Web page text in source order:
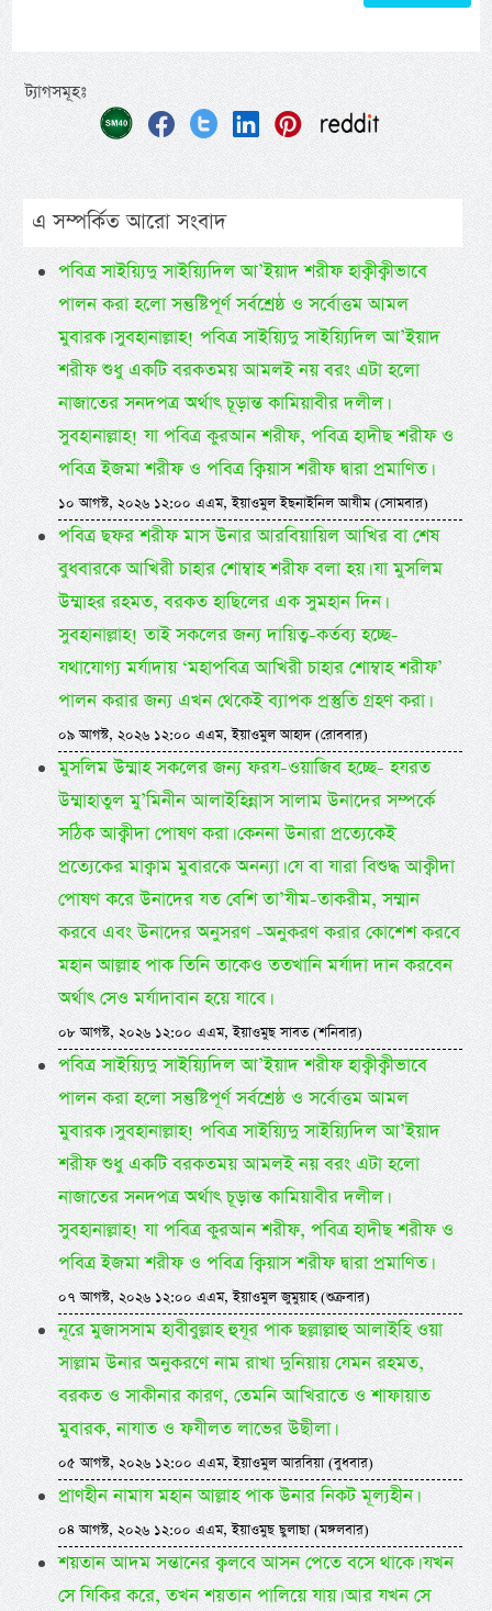
ট্যাগসমূহঃ
এ সম্পর্কিত আরো সংবাদ
পবিত্র সাইয়্যিদু সাইয়্যিদিল আ’ইয়াদ শরীফ হাক্বীক্বীভাবে
পালন করা হলো সন্তুষ্টিপূর্ণ সর্বশ্রেষ্ঠ ও সর্বোত্তম আমল
মুবারক। সুবহানাল্লাহ! পবিত্র সাইয়্যিদু সাইয়্যিদিল আ’ইয়াদ
শরীফ শুধু একটি বরকতময় আমলই নয় বরং এটা হলো
নাজাতের সনদপত্র অর্থাৎ চূড়ান্ত কামিয়াবীর দলীল।
সুবহানাল্লাহ! যা পবিত্র কুরআন শরীফ, পবিত্র হাদীছ শরীফ ও
পবিত্র ইজমা শরীফ ও পবিত্র ক্বিয়াস শরীফ দ্বারা প্রমাণিত।
১০ আগস্ট, ২০২৬ ১২:০০ এএম, ইয়াওমুল ইছনাইনিল আযীম (সোমবার)
পবিত্র ছফর শরীফ মাস উনার আরবিয়ায়িল আখির বা শেষ
বুধবারকে আখিরী চাহার শোম্বাহ শরীফ বলা হয়। যা মুসলিম
উম্মাহর রহমত, বরকত হাছিলের এক সুমহান দিন।
সুবহানাল্লাহ! তাই সকলের জন্য দায়িত্ব-কর্তব্য হচ্ছে-
যথাযোগ্য মর্যাদায় ‘মহাপবিত্র আখিরী চাহার শোম্বাহ শরীফ’
পালন করার জন্য এখন থেকেই ব্যাপক প্রস্তুতি গ্রহণ করা।
০৯ আগস্ট, ২০২৬ ১২:০০ এএম, ইয়াওমুল আহাদ (রোববার)
মুসলিম উম্মাহ সকলের জন্য ফরয-ওয়াজিব হচ্ছে- হযরত
উম্মাহাতুল মু’মিনীন আলাইহিন্নাস সালাম উনাদের সম্পর্কে
সঠিক আক্বীদা পোষণ করা। কেননা উনারা প্রত্যেকেই
প্রত্যেকের মাক্বাম মুবারকে অনন্যা। যে বা যারা বিশুদ্ধ আক্বীদা
পোষণ করে উনাদের যত বেশি তা’যীম-তাকরীম, সম্মান
করবে এবং উনাদের অনুসরণ -অনুকরণ করার কোশেশ করবে
মহান আল্লাহ পাক তিনি তাকেও ততখানি মর্যাদা দান করবেন
অর্থাৎ সেও মর্যাদাবান হয়ে যাবে।
০৮ আগস্ট, ২০২৬ ১২:০০ এএম, ইয়াওমুছ সাবত (শনিবার)
পবিত্র সাইয়্যিদু সাইয়্যিদিল আ’ইয়াদ শরীফ হাক্বীক্বীভাবে
পালন করা হলো সন্তুষ্টিপূর্ণ সর্বশ্রেষ্ঠ ও সর্বোত্তম আমল
মুবারক। সুবহানাল্লাহ! পবিত্র সাইয়্যিদু সাইয়্যিদিল আ’ইয়াদ
শরীফ শুধু একটি বরকতময় আমলই নয় বরং এটা হলো
নাজাতের সনদপত্র অর্থাৎ চূড়ান্ত কামিয়াবীর দলীল।
সুবহানাল্লাহ! যা পবিত্র কুরআন শরীফ, পবিত্র হাদীছ শরীফ ও
পবিত্র ইজমা শরীফ ও পবিত্র ক্বিয়াস শরীফ দ্বারা প্রমাণিত।
০৭ আগস্ট, ২০২৬ ১২:০০ এএম, ইয়াওমুল জুমুয়াহ (শুক্রবার)
নূরে মুজাসসাম হাবীবুল্লাহ হুযূর পাক ছল্লাল্লাহু আলাইহি ওয়া
সাল্লাম উনার অনুকরণে নাম রাখা দুনিয়ায় যেমন রহমত,
বরকত ও সাকীনার কারণ, তেমনি আখিরাতে ও শাফায়াত
মুবারক, নাযাত ও ফযীলত লাভের উছীলা।
০৫ আগস্ট, ২০২৬ ১২:০০ এএম, ইয়াওমুল আরবিয়া (বুধবার)
প্রাণহীন নামায মহান আল্লাহ পাক উনার নিকট মূল্যহীন।
০৪ আগস্ট, ২০২৬ ১২:০০ এএম, ইয়াওমুছ ছুলাছা (মঙ্গলবার)
শয়তান আদম সন্তানের ক্বলবে আসন পেতে বসে থাকে। যখন
সে যিকির করে, তখন শয়তান পালিয়ে যায়। আর যখন সে